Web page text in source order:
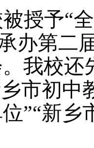
授予“
办第二
我校还
市初中
”“新乡